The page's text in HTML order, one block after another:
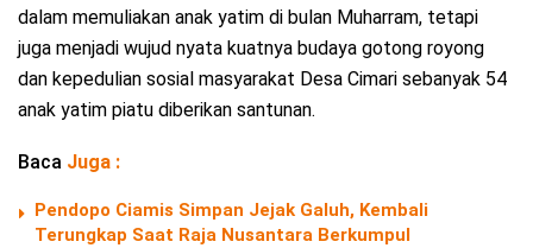
dalam memuliakan anak yatim di bulan Muharram, tetapi
juga menjadi wujud nyata kuatnya budaya gotong royong
dan kepedulian sosial masyarakat Desa Cimari sebanyak 54
anak yatim piatu diberikan santunan.
Baca Juga :
Pendopo Ciamis Simpan Jejak Galuh, Kembali
Terungkap Saat Raja Nusantara Berkumpul